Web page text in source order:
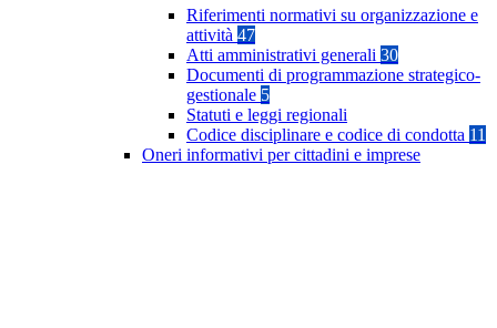
Riferimenti normativi su organizzazione e
attività 47
Atti amministrativi generali 30
Documenti di programmazione strategico-
gestionale 5
Statuti e leggi regionali
Codice disciplinare e codice di condotta 11
Oneri informativi per cittadini e imprese